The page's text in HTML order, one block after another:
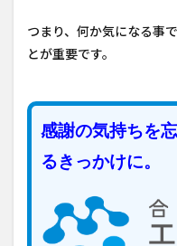
つまり、何か気になる事
とが重要です。
感謝の気持ちを
るきっかけに。